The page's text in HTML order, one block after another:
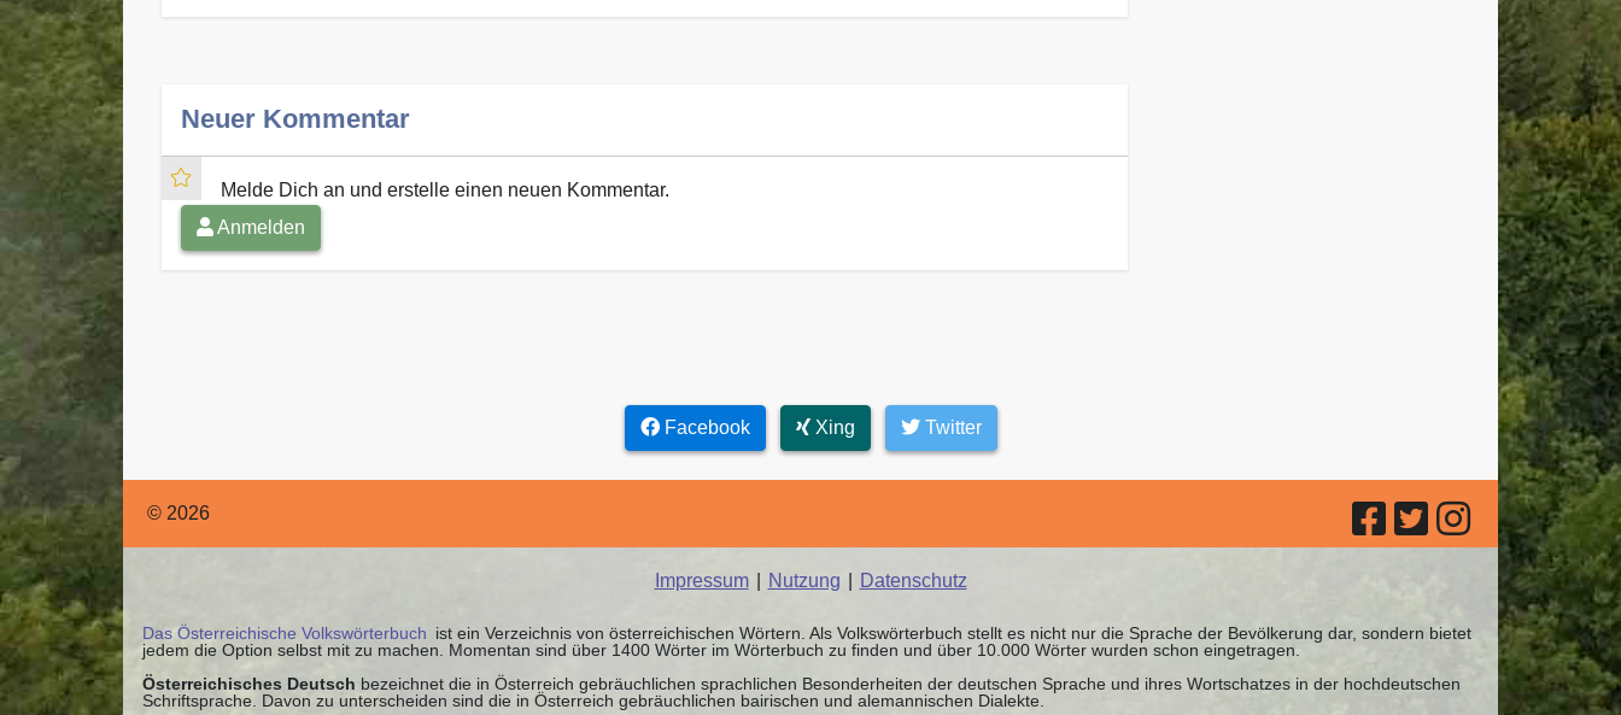
Neuer Kommentar
Melde Dich an und erstelle einen neuen Kommentar.
Anmelden
Facebook Xing Twitter
© 2026
Impressum Nutzung Datenschutz
Das Österreichische Volkswörterbuch ist ein Verzeichnis von österreichischen Wörtern. Als Volkswörterbuch stellt es nicht nur die Sprache der Bevölkerung dar, sondern bietet
jedem die Option selbst mit zu machen. Momentan sind über 1400 Wörter im Wörterbuch zu finden und über 10.000 Wörter wurden schon eingetragen.
Österreichisches Deutsch bezeichnet die in Österreich gebräuchlichen sprachlichen Besonderheiten der deutschen Sprache und ihres Wortschatzes in der hochdeutschen
Schriftsprache. Davon zu unterscheiden sind die in Österreich gebräuchlichen bairischen und alemannischen Dialekte.